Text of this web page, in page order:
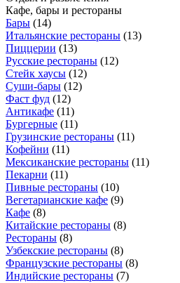
Кафе, бары и рестораны
Бары (14)
Итальянские рестораны (13)
Пиццерии (13)
Русские рестораны (12)
Стейк хаусы (12)
Суши-бары (12)
Фаст фуд (12)
Антикафе (11)
Бургерные (11)
Грузинские рестораны (11)
Кофейни (11)
Мексиканские рестораны (11)
Пекарни (11)
Пивные рестораны (10)
Вегетарианские кафе (9)
Кафе (8)
Китайские рестораны (8)
Рестораны (8)
Узбекские рестораны (8)
Французские рестораны (8)
Индийские рестораны (7)